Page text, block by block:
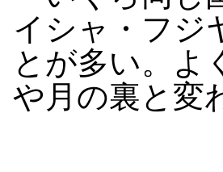
イシャ・フジ
とが多い。よ
や月の裏と変